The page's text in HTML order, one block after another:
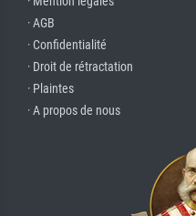
· AGB
· Confidentialité
· Droit de rétractation
· Plaintes
· A propos de nous